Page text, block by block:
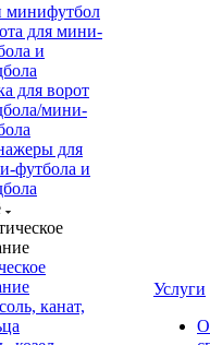
минифутбол
для мини-
и
для ворот
мини-
для
футбола и
канат,
Услуги